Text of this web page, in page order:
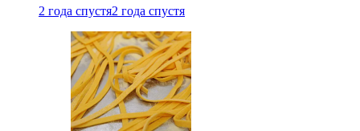
2 года спустя2 года спустя